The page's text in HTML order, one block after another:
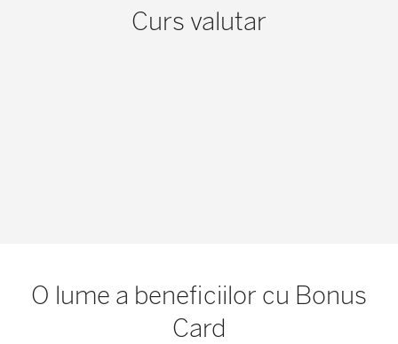
Curs valutar
O lume a beneficiilor cu Bonus
Card